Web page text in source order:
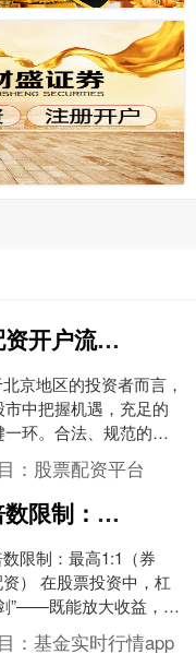
北京炒股配资开户流程-在线申请，快速到账，安全可靠
京地区的投资者而言，
中把握机遇，充足的
环。合法、规范的股
为有经验的投资者提
杆....
： 股票配资平台
炒股杠杆倍数限制：最高1:1（券商）至1:10（配资）
限制：最高1:1（券
） 在股票投资中，杠
”——既能放大收益，也
解杠杆倍数的限制，
：基金实时行情app